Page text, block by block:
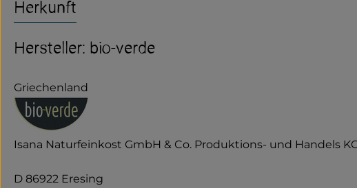
Herkunft
Hersteller: bio-verde
Griechenland
Isana Naturfeinkost GmbH & Co. Produktions- und Handels
D 86922 Eresing